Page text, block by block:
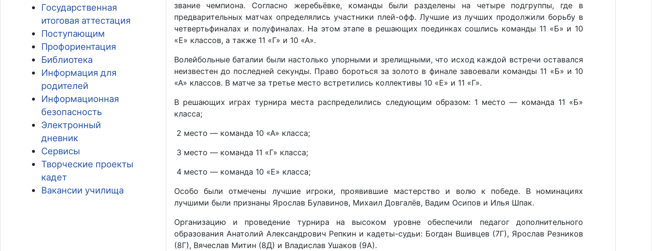
Государственная
итоговая аттестация
Поступающим
Профориентация
Библиотека
Информация для
родителей
Информационная
безопасность
Электронный
дневник
Сервисы
Творческие проекты
кадет
Вакансии училища
звание чемпиона. Согласно жеребьёвке, команды были разделены на четыре подгруппы, где в
предварительных матчах определялись участники плей-офф. Лучшие из лучших продолжили борьбу в
четвертьфиналах и полуфиналах. На этом этапе в решающих поединках сошлись команды 11 «Б» и 10
«Е» классов, а также 11 «Г» и 10 «А».
Волейбольные баталии были настолько упорными и зрелищными, что исход каждой встречи оставался
неизвестен до последней секунды. Право бороться за золото в финале завоевали команды 11 «Б» и 10
«А» классов. В матче за третье место встретились коллективы 10 «Е» и 11 «Г».
В решающих играх турнира места распределились следующим образом: 1 место — команда 11 «Б»
класса;
2 место — команда 10 «А» класса;
3 место — команда 11 «Г» класса;
4 место — команда 10 «Е» класса;
Особо были отмечены лучшие игроки, проявившие мастерство и волю к победе. В номинациях
лучшими были признаны Ярослав Булавинов, Михаил Довгалёв, Вадим Осипов и Илья Шпак.
Организацию и проведение турнира на высоком уровне обеспечили педагог дополнительного
образования Анатолий Александрович Репкин и кадеты-судьи: Богдан Вшивцев (7Г), Ярослав Резников
(8Г), Вячеслав Митин (8Д) и Владислав Ушаков (9А).